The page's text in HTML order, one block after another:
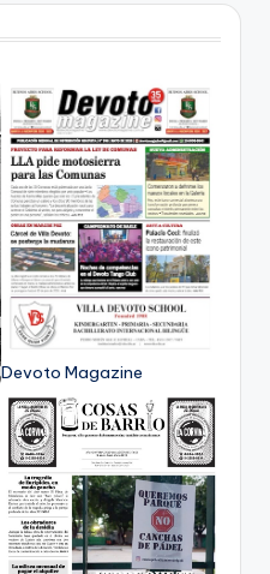
Devoto Magazine